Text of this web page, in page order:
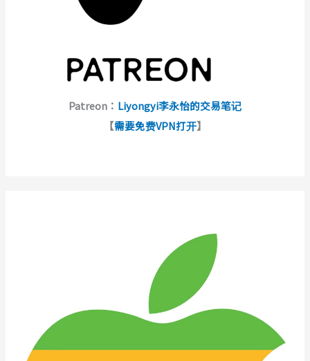
Patreon： Liyongyi李永怡的交易笔记
【需要免费VPN打开】